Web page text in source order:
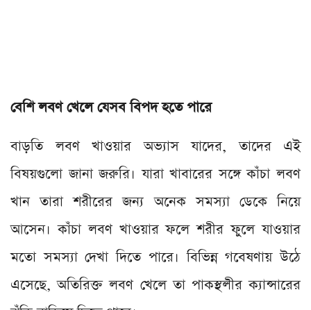
বেশি লবণ খেলে যেসব বিপদ হতে পারে
বাড়তি লবণ খাওয়ার অভ্যাস যাদের, তাদের এই
বিষয়গুলো জানা জরুরি। যারা খাবারের সঙ্গে কাঁচা লবণ
খান তারা শরীরের জন্য অনেক সমস্যা ডেকে নিয়ে
আসেন। কাঁচা লবণ খাওয়ার ফলে শরীর ফুলে যাওয়ার
মতো সমস্যা দেখা দিতে পারে। বিভিন্ন গবেষণায় উঠে
এসেছে, অতিরিক্ত লবণ খেলে তা পাকস্থলীর ক্যান্সারের